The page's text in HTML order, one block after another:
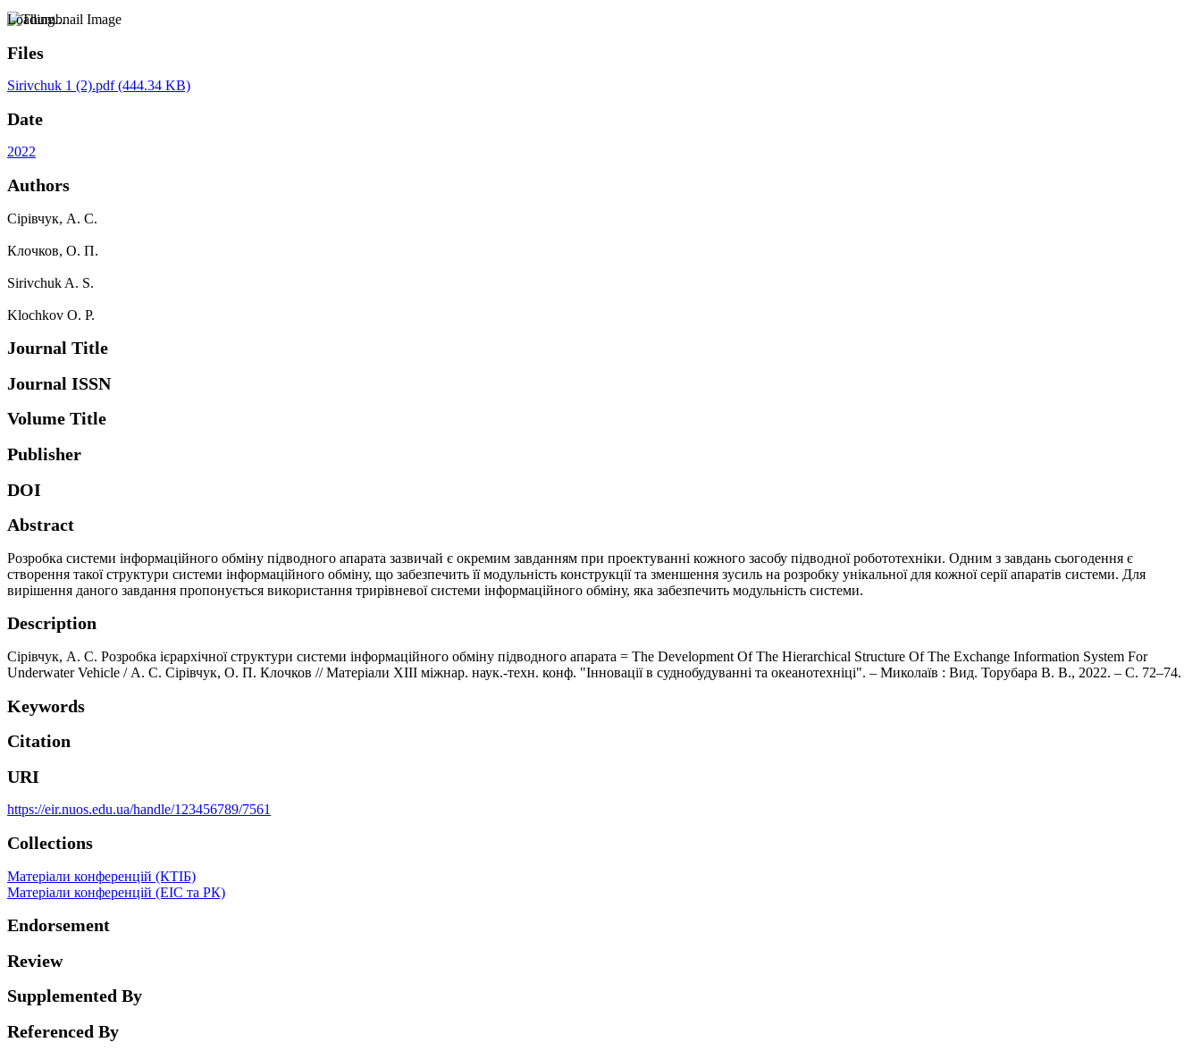
Loading...
Files
Sirivchuk 1 (2).pdf(444.34 KB)
Date
2022
Authors
Сірівчук, А. С.
Клочков, О. П.
Sirivchuk A. S.
Klochkov O. P.
Journal Title
Journal ISSN
Volume Title
Publisher
DOI
Abstract
Розробка системи інформаційного обміну підводного апарата зазвичай є окремим завданням при проектуванні кожного засобу підводної робототехніки. Одним з завдань сьогодення є
створення такої структури системи інформаційного обміну, що забезпечить її модульність конструкції та зменшення зусиль на розробку унікальної для кожної серії апаратів системи. Для
вирішення даного завдання пропонується використання трирівневої системи інформаційного обміну, яка забезпечить модульність системи.
Description
Сірівчук, А. С. Розробка ієрархічної структури системи інформаційного обміну підводного апарата = The Development Of The Hierarchical Structure Of The Exchange Information System For
Underwater Vehicle / А. С. Сірівчук, О. П. Клочков // Матеріали ХIII міжнар. наук.-техн. конф. "Інновації в суднобудуванні та океанотехніці". – Миколаїв : Вид. Торубара В. В., 2022. – С. 72–74.
Keywords
Citation
URI
https://eir.nuos.edu.ua/handle/123456789/7561
Collections
Матеріали конференцій (КТІБ)
Матеріали конференцій (ЕІС та РК)
Endorsement
Review
Supplemented By
Referenced By